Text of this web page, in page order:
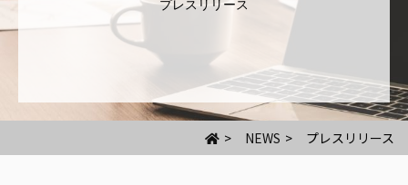
プレスリリース
NEWS プレスリリース